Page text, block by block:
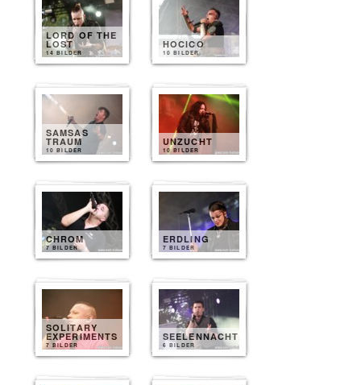
LORD OF THE
LOST
14 BILDER
HOCICO
10 BILDER
SAMSAS
TRAUM
10 BILDER
UNZUCHT
10 BILDER
CHROM
7 BILDER
ERDLING
7 BILDER
SOLITARY
EXPERIMENTS
7 BILDER
SEELENNACHT
6 BILDER